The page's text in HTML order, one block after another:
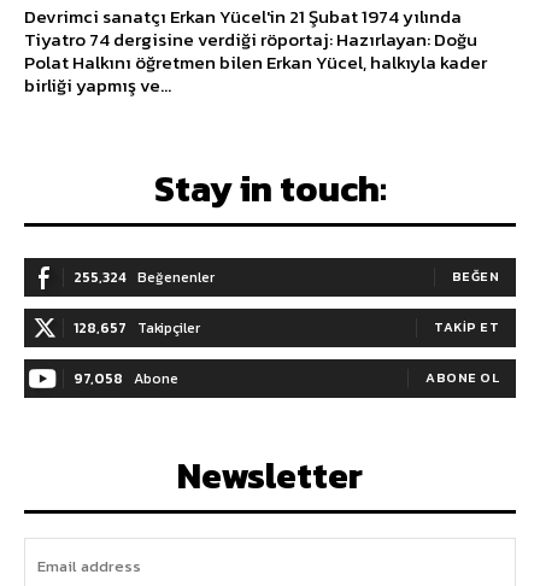
Devrimci sanatçı Erkan Yücel'in 21 Şubat 1974 yılında
Tiyatro 74 dergisine verdiği röportaj: Hazırlayan: Doğu
Polat Halkını öğretmen bilen Erkan Yücel, halkıyla kader
birliği yapmış ve...
Stay in touch:
255,324 Beğenenler BEĞEN
128,657 Takipçiler TAKIP ET
97,058 Abone ABONE OL
Newsletter